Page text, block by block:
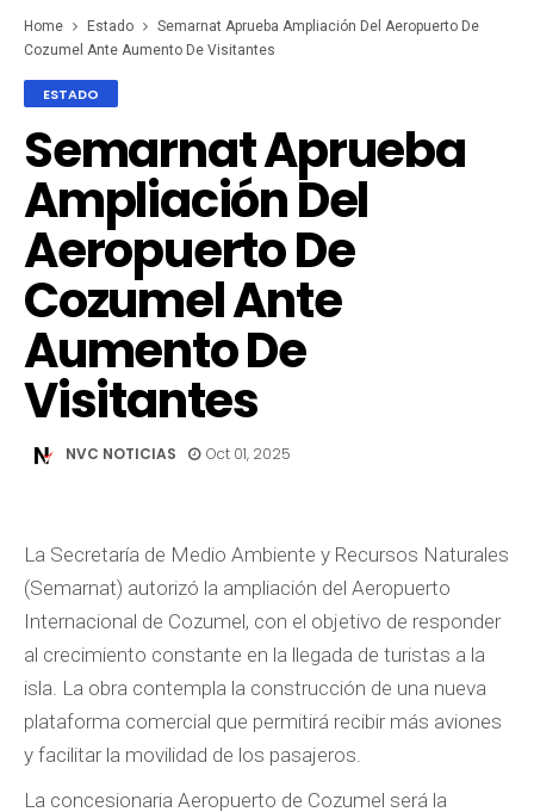
Home Estado
Semarnat Aprueba Ampliación Del Aeropuerto De
Cozumel Ante Aumento De Visitantes
ESTADO
Semarnat Aprueba
Ampliación Del
Aeropuerto De
Cozumel Ante
Aumento De
Visitantes
NVC NOTICIAS Oct 01, 2025
La Secretaría de Medio Ambiente y Recursos Naturales
(Semarnat) autorizó la ampliación del Aeropuerto
Internacional de Cozumel, con el objetivo de responder
al crecimiento constante en la llegada de turistas a la
isla. La obra contempla la construcción de una nueva
plataforma comercial que permitirá recibir más aviones
y facilitar la movilidad de los pasajeros.
La concesionaria Aeropuerto de Cozumel será la